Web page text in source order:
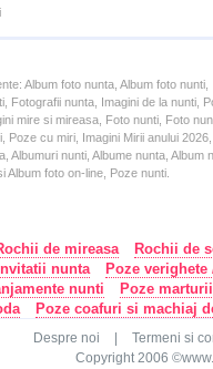
Album foto nunta, Album foto
Fotografii nunta, Imagini de la nunti,
mire si mireasa, Foto nunti, Foto
Poze cu miri, Imagini Mirii anului
Albumuri nunti, Albume nunta,
Album foto on-line, Poze nunti.
de mireasa
Rochii de
nunta
Poze
nunti
Poze
Poze coafuri si machiaj
Despre noi
Termeni si
Copyright 2006